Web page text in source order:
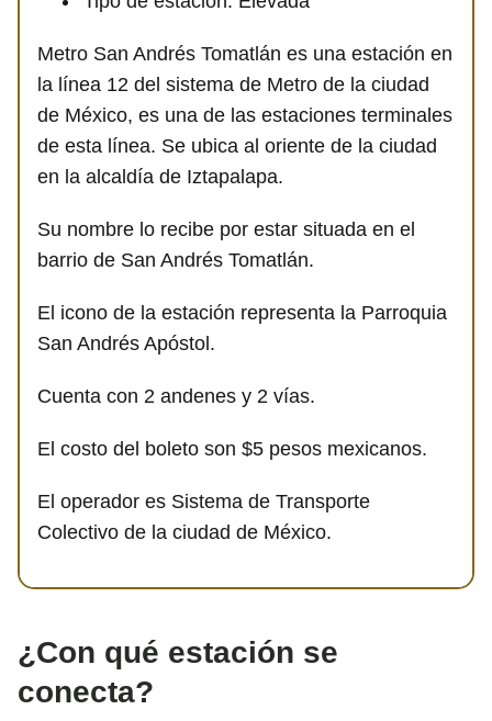
Metro San Andrés Tomatlán es una estación en
la línea 12 del sistema de Metro de la ciudad
de México, es una de las estaciones terminales
de esta línea. Se ubica al oriente de la ciudad
en la alcaldía de Iztapalapa.
Su nombre lo recibe por estar situada en el
barrio de San Andrés Tomatlán.
El icono de la estación representa la Parroquia
San Andrés Apóstol.
Cuenta con 2 andenes y 2 vías.
El costo del boleto son $5 pesos mexicanos.
El operador es Sistema de Transporte
Colectivo de la ciudad de México.
¿Con qué estación se
conecta?